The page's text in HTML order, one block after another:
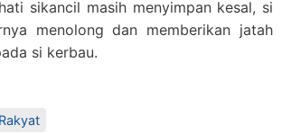
sikancil masih menyimpan kesal, si
menolong dan memberikan jatah
si kerbau.